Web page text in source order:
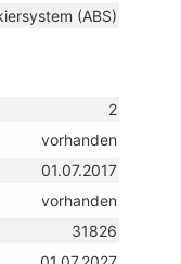
(ABS)
2
vorhanden
01.07.2017
vorhanden
31826